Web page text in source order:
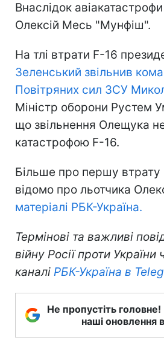
Внаслідок
Олексій Месь "Мунфіш".
На тлі втрати F-16
Зеленський звільнив
Повітряних сил ЗСУ
Міністр оборони Рустем
що звільнення Олещука
катастрофою F-16.
Більше про першу
відомо про льотчика
матеріалі РБК-Україна.
Термінові та важливі
війну Росії проти України
каналі РБК-Україна в
Не пропустіть
наші оновлення